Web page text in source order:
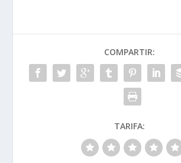
COMPARTIR:
TARIFA: